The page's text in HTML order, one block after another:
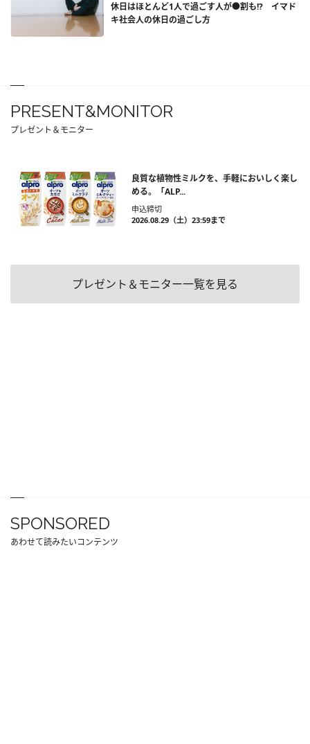
休日はほとんど1人で過ごす人が●割も!? イマド
キ社会人の休日の過ごし方
PRESENT&MONITOR
プレゼント＆モニター
良質な植物性ミルクを、手軽においしく楽し
める。「ALP...
申込締切
2026.08.29（土）23:59まで
プレゼント＆モニター一覧を見る
SPONSORED
あわせて読みたいコンテンツ